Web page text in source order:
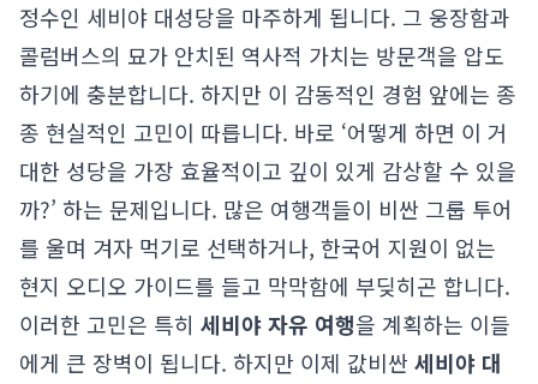
정수인 세비야 대성당을 마주하게 됩니다. 그 웅장함과
콜럼버스의 묘가 안치된 역사적 가치는 방문객을 압도
하기에 충분합니다. 하지만 이 감동적인 경험 앞에는 종
종 현실적인 고민이 따릅니다. 바로 ‘어떻게 하면 이 거
대한 성당을 가장 효율적이고 깊이 있게 감상할 수 있을
까?’ 하는 문제입니다. 많은 여행객들이 비싼 그룹 투어
를 울며 겨자 먹기로 선택하거나, 한국어 지원이 없는
현지 오디오 가이드를 들고 막막함에 부딪히곤 합니다.
이러한 고민은 특히 세비야 자유 여행을 계획하는 이들
에게 큰 장벽이 됩니다. 하지만 이제 값비싼 세비야 대